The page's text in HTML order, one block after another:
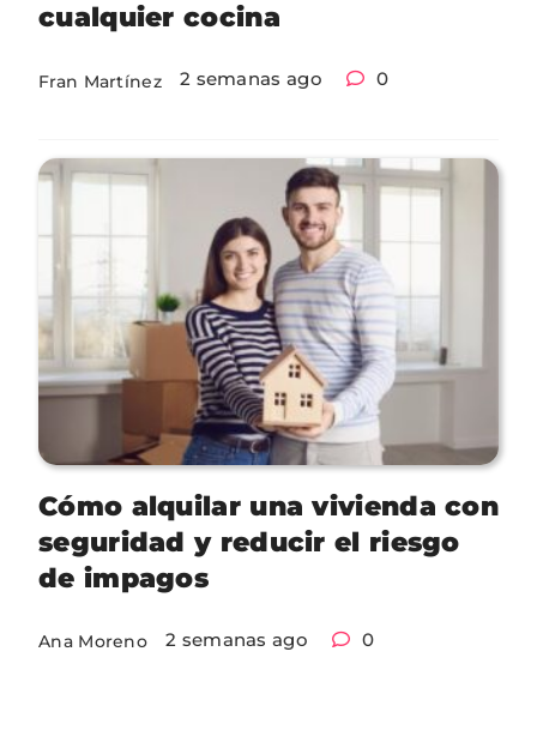
cualquier cocina
Fran Martínez 2 semanas ago 0
Cómo alquilar una vivienda con
seguridad y reducir el riesgo
de impagos
Ana Moreno 2 semanas ago 0